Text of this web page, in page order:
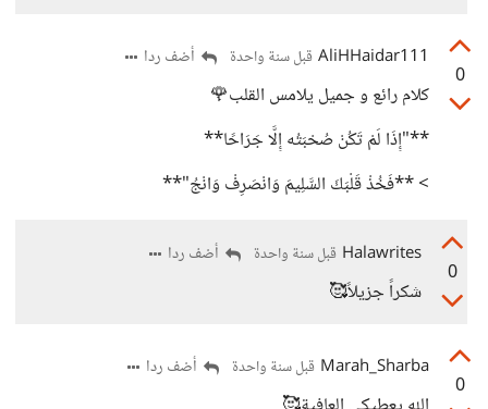
0
AliHHaidar111 قبل سنة واحدة أضف ردا
كلام رائع و جميل يلامس القلب🌹
**"إِذَا لَمْ تَكُنْ صُحْبَتُه إِلَّا جَرَاحًا**
> **فَخُذْ قَلْبَكَ السَّلِيمَ وَانْصَرِفْ وَانْجُ"**
0
Halawrites قبل سنة واحدة أضف ردا
شكراً جزيلاً🥰
0
Marah_Sharba قبل سنة واحدة أضف ردا